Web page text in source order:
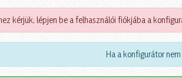
kérjük, lépjen be a felhasználói fiókjába a
Ha a konfigurátor